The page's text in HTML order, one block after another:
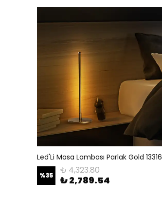
Led'Li Masa Lambası Parlak Gold 13316
%35 ₺ 4,323.80
₺ 2,789.54